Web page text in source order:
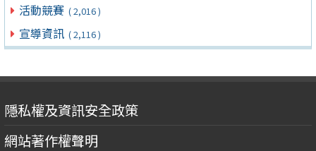
活動競賽 ( 2,016 )
宣導資訊 ( 2,116 )
隱私權及資訊安全政策
網站著作權聲明